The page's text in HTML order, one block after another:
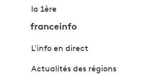
la 1ère
franceinfo
L'info en direct
Actualités des régions